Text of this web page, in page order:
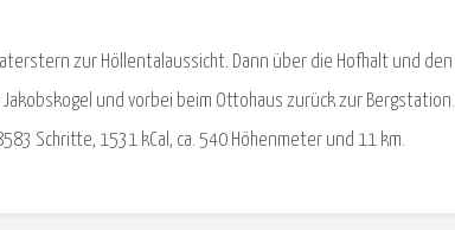
zur Höllentalaussicht. Dann über die Hofhalt und den
und vorbei beim Ottohaus zurück zur Bergstation.
Schritte, 1531 kCal, ca. 540 Höhenmeter und 11 km.